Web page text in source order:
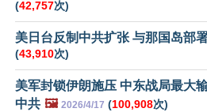
(42,757次)
美日台反制中共扩张 与那国岛部
(43,910次)
美军封锁伊朗施压 中东战局最大
中共 🖼️ 2026/4/17 (100,908次)